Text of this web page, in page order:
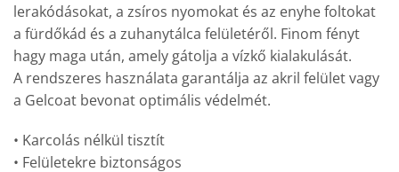
lerakódásokat, a zsíros nyomokat és az enyhe foltokat
a fürdőkád és a zuhanytálca felületéről. Finom fényt
hagy maga után, amely gátolja a vízkő kialakulását.
A rendszeres használata garantálja az akril felület vagy
a Gelcoat bevonat optimális védelmét.
• Karcolás nélkül tisztít
• Felületekre biztonságos